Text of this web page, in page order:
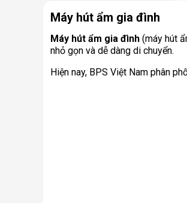
Máy hút ẩm gia đình
Máy hút ẩm gia đình (máy hút
nhỏ gọn và dễ dàng di chuyển.
Hiện nay, BPS Việt Nam phân